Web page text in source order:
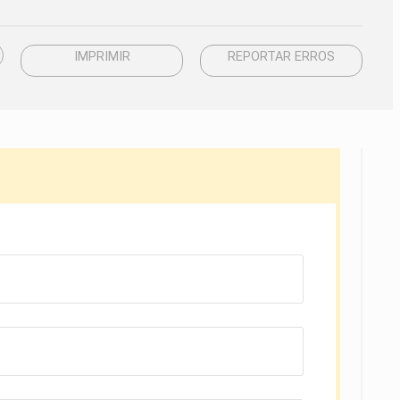
IMPRIMIR REPORTAR ERROS